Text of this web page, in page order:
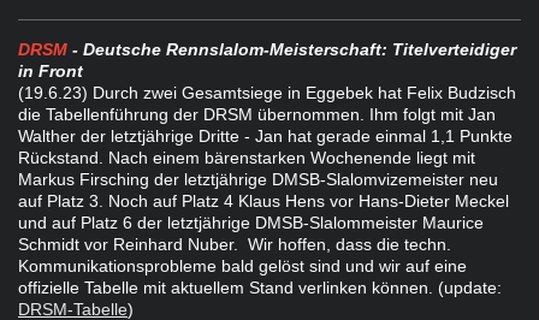
DRSM - Deutsche Rennslalom-Meisterschaft: Titelverteidiger
in Front
(19.6.23) Durch zwei Gesamtsiege in Eggebek hat Felix Budzisch
die Tabellenführung der DRSM übernommen. Ihm folgt mit Jan
Walther der letztjährige Dritte - Jan hat gerade einmal 1,1 Punkte
Rückstand. Nach einem bärenstarken Wochenende liegt mit
Markus Firsching der letztjährige DMSB-Slalomvizemeister neu
auf Platz 3. Noch auf Platz 4 Klaus Hens vor Hans-Dieter Meckel
und auf Platz 6 der letztjährige DMSB-Slalommeister Maurice
Schmidt vor Reinhard Nuber. Wir hoffen, dass die techn.
Kommunikationsprobleme bald gelöst sind und wir auf eine
offizielle Tabelle mit aktuellem Stand verlinken können. (update:
DRSM-Tabelle)